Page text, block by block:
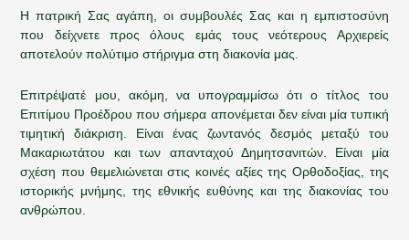
Η πατρική Σας αγάπη, οι συμβουλές Σας και η εμπιστοσύνη
που δείχνετε προς όλους εμάς τους νεότερους Αρχιερείς
αποτελούν πολύτιμο στήριγμα στη διακονία μας.
Επιτρέψατέ μου, ακόμη, να υπογραμμίσω ότι ο τίτλος του
Επιτίμου Προέδρου που σήμερα απονέμεται δεν είναι μία τυπική
τιμητική διάκριση. Είναι ένας ζωντανός δεσμός μεταξύ του
Μακαριωτάτου και των απανταχού Δημητσανιτών. Είναι μία
σχέση που θεμελιώνεται στις κοινές αξίες της Ορθοδοξίας, της
ιστορικής μνήμης, της εθνικής ευθύνης και της διακονίας του
ανθρώπου.